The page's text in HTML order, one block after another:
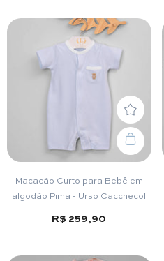
Macacão Curto para Bebê em
algodão Pima - Urso Cacchecol
R$ 259,90